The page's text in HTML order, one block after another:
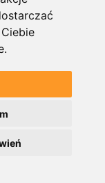
.
0
Wszelkie prawa